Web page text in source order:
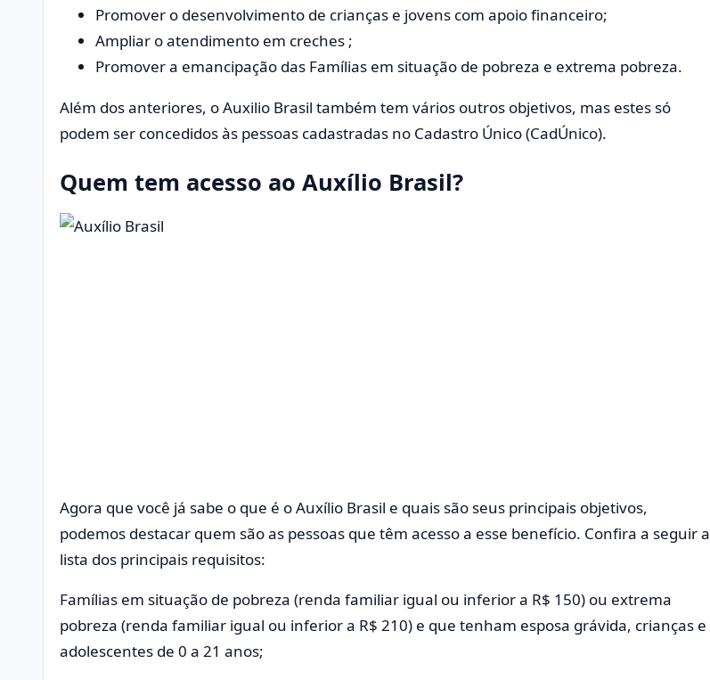
Promover o desenvolvimento de crianças e jovens com apoio financeiro;
Ampliar o atendimento em creches ;
Promover a emancipação das Famílias em situação de pobreza e extrema pobreza.
Além dos anteriores, o Auxilio Brasil também tem vários outros objetivos, mas estes só
podem ser concedidos às pessoas cadastradas no Cadastro Único (CadÚnico).
Quem tem acesso ao Auxílio Brasil?
Agora que você já sabe o que é o Auxílio Brasil e quais são seus principais objetivos,
podemos destacar quem são as pessoas que têm acesso a esse benefício. Confira a seguir a
lista dos principais requisitos:
Famílias em situação de pobreza (renda familiar igual ou inferior a R$ 150) ou extrema
pobreza (renda familiar igual ou inferior a R$ 210) e que tenham esposa grávida, crianças e
adolescentes de 0 a 21 anos;